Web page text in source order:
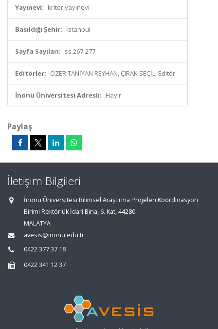
Yayınevi: kriter yayınevi
Basıldığı Şehir: İstanbul
Sayfa Sayıları: ss.267-277
Editörler: ÖZER TANİYAN REYHAN, ÇIRAK SEÇİL, Editör
İnönü Üniversitesi Adresli: Hayır
Paylaş
İletişim Bilgileri
İnönü Üniversitesi Bilimsel Araştırma Projeleri Koordinasyon
Birimi Rektörlük İdari Bina, 6. Kat, 44280
MALATYA
avesis@inonu.edu.tr
0422 377 37 18
0422 341 12 37